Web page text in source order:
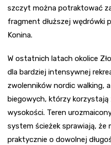
szczyt można potraktować
fragment dłuższej wędrówki
Konina.
W ostatnich latach okolice
dla bardziej intensywnej
zwolenników nordic walking,
biegowych, którzy
wysokości. Teren
system ścieżek sprawiają, że
praktycznie o dowolnej